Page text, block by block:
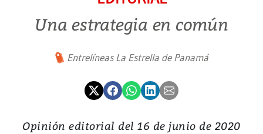
Una estrategia en común
Entrelíneas La Estrella de Panamá
Opinión editorial del 16 de junio de 2020